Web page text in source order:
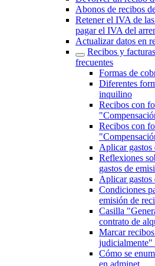
Abonos de recibos
Retener el IVA de
pagar el IVA del
Actualizar datos en
Recibos y
frecuentes‎
Formas de
Diferentes
inquilino
Recibos con
Recibos con
Aplicar gastos
Reflexiones
gastos de
Aplicar gastos
Condiciones
emisión de
Casilla
contrato de
Marcar
judicialmente"
Cómo se
en adminet